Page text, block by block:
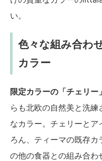
い。
色々な組み合わ
カラー
限定カラーの「チェリー
らも北欧の自然美と洗
なカラー。チェリーと
ろん、ティーマの既存
の他の食器との組み合